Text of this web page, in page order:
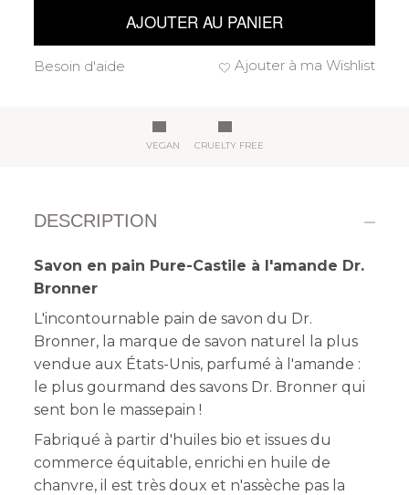
AJOUTER AU PANIER
Ajouter à ma Wishlist
Besoin d'aide
VEGAN CRUELTY FREE
DESCRIPTION
Savon en pain Pure-Castile à l'amande Dr.
Bronner
L'incontournable pain de savon du Dr.
Bronner, la marque de savon naturel la plus
vendue aux États-Unis, parfumé à l'amande :
le plus gourmand des savons Dr. Bronner qui
sent bon le massepain !
Fabriqué à partir d'huiles bio et issues du
commerce équitable, enrichi en huile de
chanvre, il est très doux et n'assèche pas la